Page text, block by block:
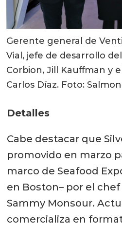
Gerente general de
Vial, jefe de desarrollo
Corbion, Jill Kauffman y
Carlos Díaz. Foto:
Detalles
Cabe destacar que
promovido en marzo
marco de Seafood
en Boston– por el
Sammy Monsour.
comercializa en